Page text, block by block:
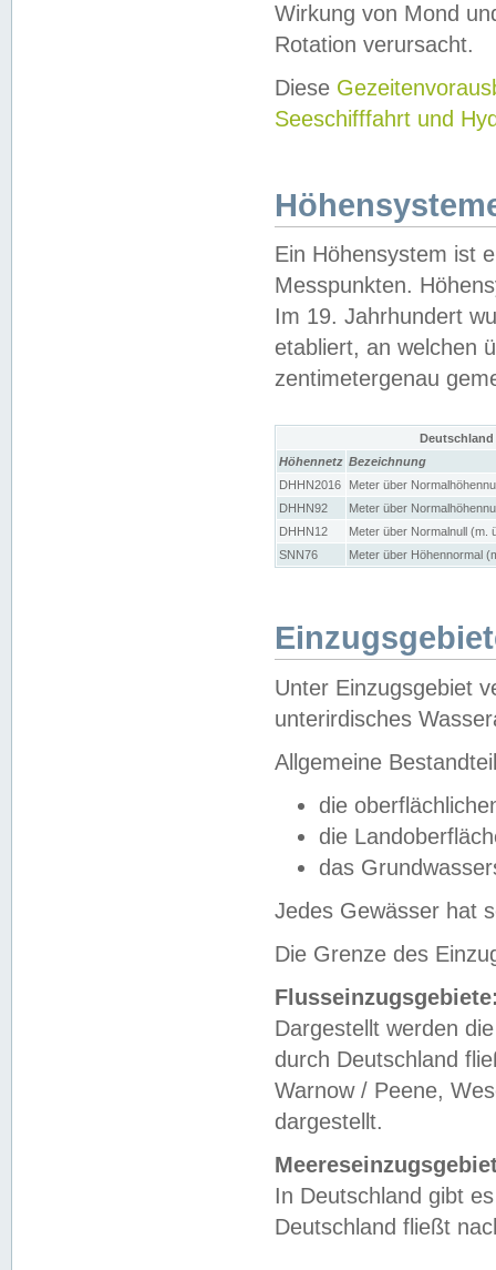
Wirkung von Mond
Rotation verursacht.
Diese
Seeschifffahrt und
Ein Höhensystem ist
Messpunkten.
Im 19. Jahrhundert
etabliert, an welchen
zentimetergenau
Höhennetz Bezeichnung
DHHN2016
Meter über
DHHN92
Meter über
DHHN12
Meter über Normalnull (m.
SNN76
Meter über Höhennormal
Unter Einzugsgebiet
unterirdisches
Allgemeine
die
die
das
Jedes Gewässer hat
Die Grenze des
Dargestellt werden
durch Deutschland
Warnow / Peene,
dargestellt.
In Deutschland gibt
Deutschland fließt